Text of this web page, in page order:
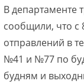
В департаменте
сообщили, что с
отправлений в
№41 и №77 по
будням и